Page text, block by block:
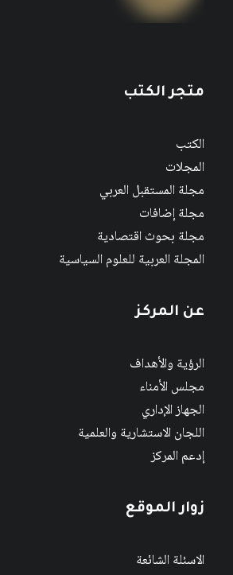
متجر الكتب
الكتب
المجلات
مجلة المستقبل العربي
مجلة إضافات
مجلة بحوث اقتصادية
المجلة العربية للعلوم السياسية
عن المركز
الرؤية والأهداف
مجلس الأمناء
الجهاز الإداري
اللجان الاستشارية والعلمية
إدعم المركز
زوار الموقع
الاسئلة الشائعة